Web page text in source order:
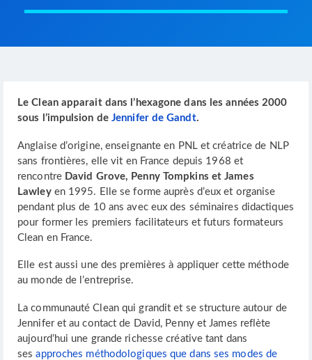
Le Clean apparait dans l’hexagone dans les années 2000
sous l’impulsion de Jennifer de Gandt.
Anglaise d’origine, enseignante en PNL et créatrice de NLP
sans frontières, elle vit en France depuis 1968 et
rencontre David Grove, Penny Tompkins et James
Lawley en 1995. Elle se forme auprès d’eux et organise
pendant plus de 10 ans avec eux des séminaires didactiques
pour former les premiers facilitateurs et futurs formateurs
Clean en France.
Elle est aussi une des premières à appliquer cette méthode
au monde de l’entreprise.
La communauté Clean qui grandit et se structure autour de
Jennifer et au contact de David, Penny et James reflète
aujourd’hui une grande richesse créative tant dans
sesapproches méthodologiques que dans ses modes de